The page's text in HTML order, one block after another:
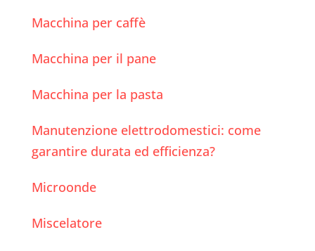
Macchina per caffè
Macchina per il pane
Macchina per la pasta
Manutenzione elettrodomestici: come
garantire durata ed efficienza?
Microonde
Miscelatore